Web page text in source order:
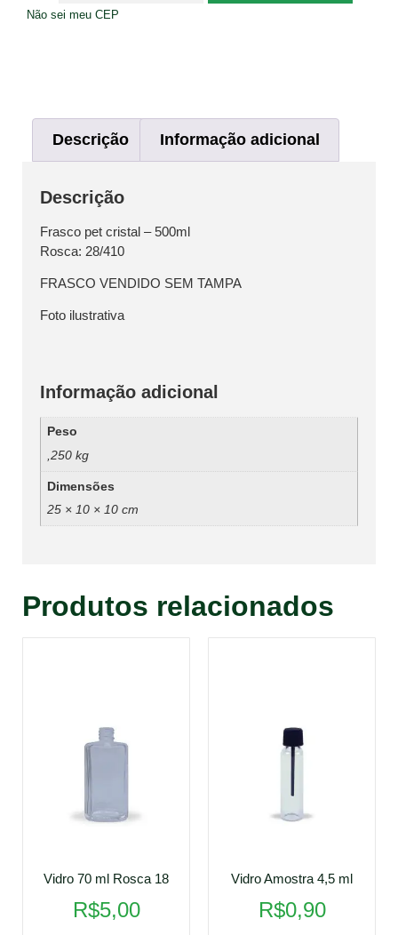
Não sei meu CEP
Descrição Informação adicional
Descrição
Frasco pet cristal – 500ml
Rosca: 28/410
FRASCO VENDIDO SEM TAMPA
Foto ilustrativa
Informação adicional
Peso
,250 kg
Dimensões
25 × 10 × 10 cm
Produtos relacionados
Vidro 70 ml Rosca 18
R$5,00
Vidro Amostra 4,5 ml
R$0,90